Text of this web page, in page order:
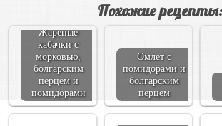
Похожие рецепты:
Жареные
кабачки с
морковью,
болгарским
перцем и
помидорами
Омлет с
помидорами и
болгарским
перцем